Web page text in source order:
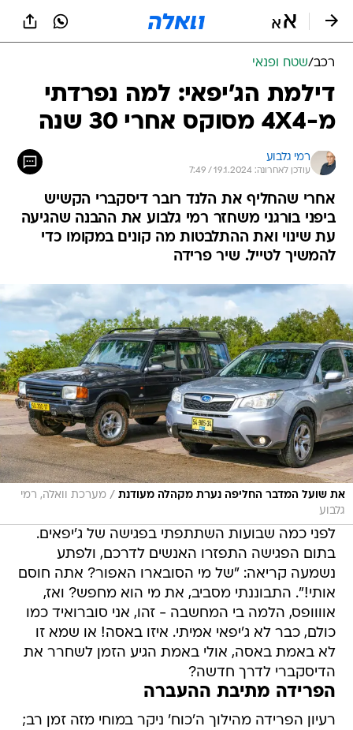
רכב/שטח ופנאי
דילמת הג'יפאי: למה נפרדתי
מ-4X4 מסוקס אחרי 30 שנה
רמי גלבוע
עודכן לאחרונה: 19.1.2024 / 7:49
אחרי שהחליף את הלנד רובר דיסקברי הקשיש
ביפני בורגני משחזר רמי גלבוע את ההבנה שהגיעה
עת שינוי ואת ההתלבטות מה קונים במקומו כדי
להמשיך לטייל. שיר פרידה
את שועל המדבר החליפה נערת מקהלה מעודנת / מערכת וואלה, רמי
גלבוע
לפני כמה שבועות השתתפתי בפגישה של ג'יפאים.
בתום הפגישה התפזרו האנשים לדרכם, ולפתע
נשמעה קריאה: "של מי הסובארו האפור? אתה חוסם
אותי!". התבוננתי מסביב, את מי הוא מחפש? ואז,
אוווופס, הלמה בי המחשבה - זהו, אני סוברואיד כמו
כולם, כבר לא ג'יפאי אמיתי. איזו באסה! או שמא זו
לא באמת באסה, אולי באמת הגיע הזמן לשחרר את
הדיסקברי לדרך חדשה?
הפרידה מתיבת ההעברה
רעיון הפרידה מהילוך ה'כוח' ניקר במוחי מזה זמן רב;